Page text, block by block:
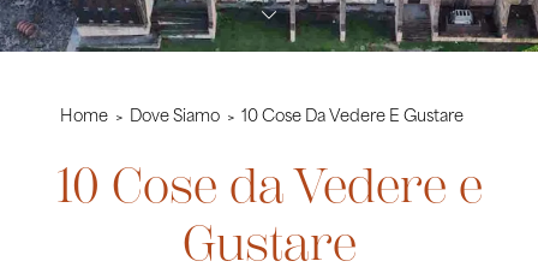
Home Dove Siamo 10 Cose Da Vedere E Gustare
10 Cose da Vedere e
Gustare